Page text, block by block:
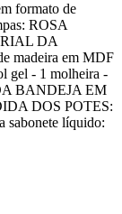
formato de
ROSA
DA
madeira em MDF
gel - 1 molheira -
BANDEJA EM
DOS POTES:
sabonete líquido: